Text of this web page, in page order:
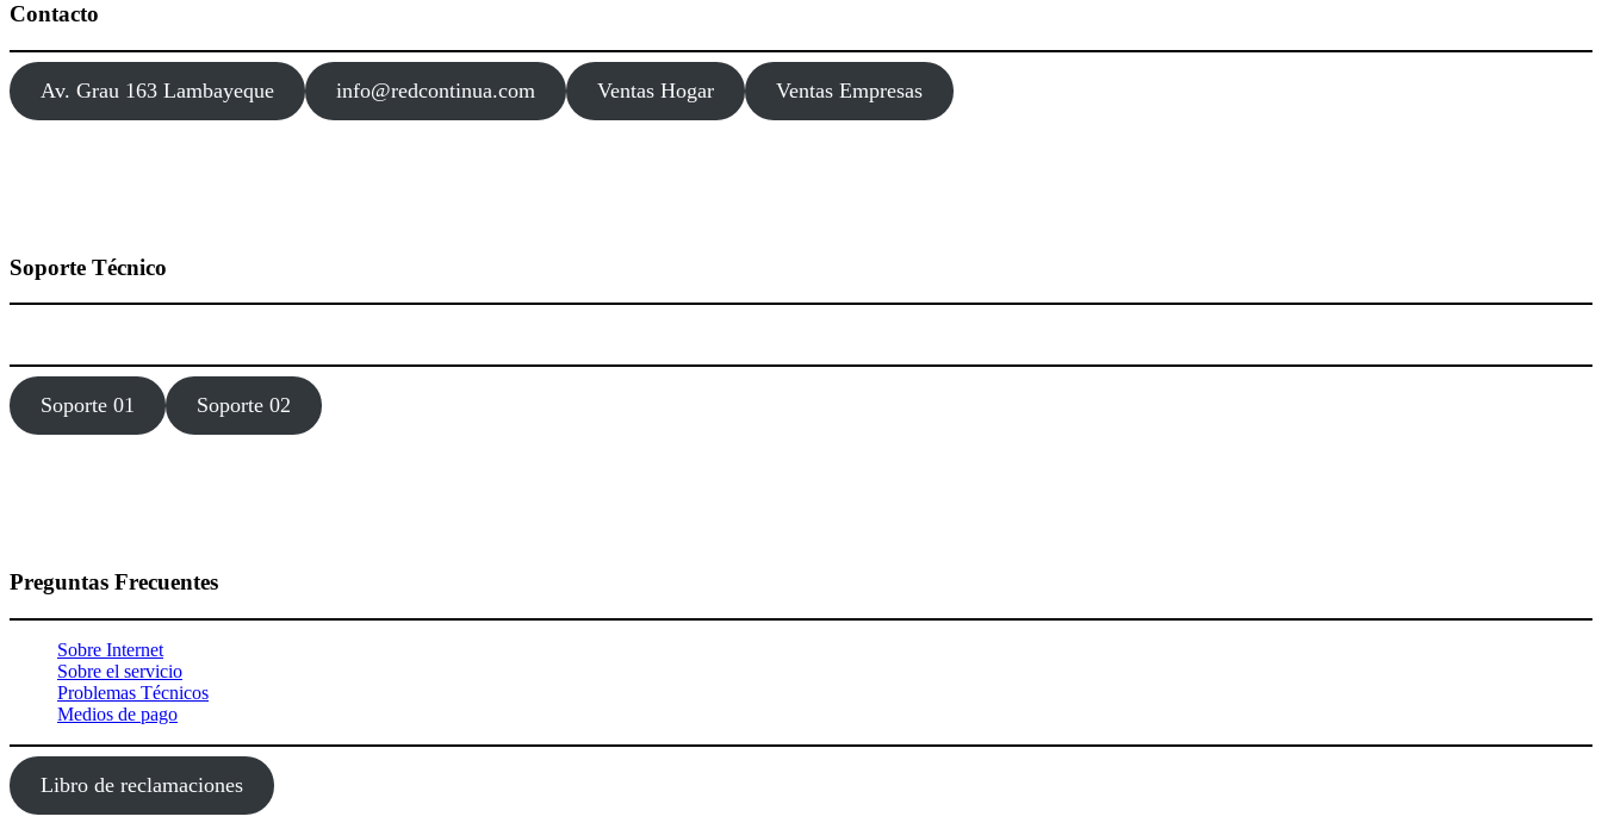
Contacto
Av. Grau 163 Lambayeque info@redcontinua.com Ventas Hogar Ventas Empresas
Soporte Técnico
Soporte 01 Soporte 02
Preguntas Frecuentes
Sobre Internet
Sobre el servicio
Problemas Técnicos
Medios de pago
Libro de reclamaciones